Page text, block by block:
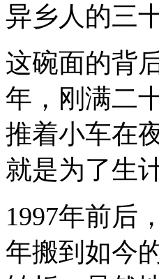
异乡人的三
这碗面的背
年，刚满二
推着小车在
就是为了生
1997年前后
年搬到如今